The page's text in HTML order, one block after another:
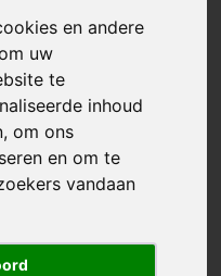
en andere
uw
te
inhoud
om ons
en om te
vandaan
met
Vergelijk